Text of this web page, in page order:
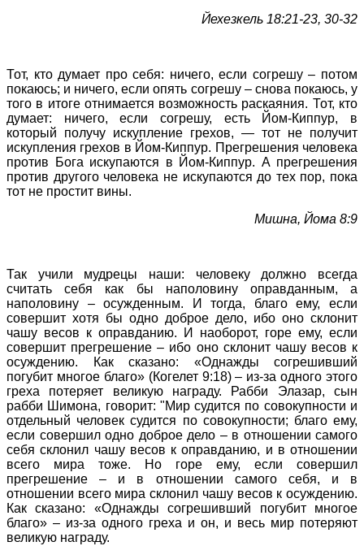
Йехезкель 18:21-23, 30-32
Тот, кто думает про себя: ничего, если согрешу – потом
покаюсь; и ничего, если опять согрешу – снова покаюсь, у
того в итоге отнимается возможность раскаяния. Тот, кто
думает: ничего, если согрешу, есть Йом-Киппур, в
который получу искупление грехов, — тот не получит
искупления грехов в Йом-Киппур. Прегрешения человека
против Бога искупаются в Йом-Киппур. А прегрешения
против другого человека не искупаются до тех пор, пока
тот не простит вины.
Мишна, Йома 8:9
Так учили мудрецы наши: человеку должно всегда
считать себя как бы наполовину оправданным, а
наполовину – осужденным. И тогда, благо ему, если
совершит хотя бы одно доброе дело, ибо оно склонит
чашу весов к оправданию. И наоборот, горе ему, если
совершит прегрешение – ибо оно склонит чашу весов к
осуждению. Как сказано: «Однажды согрешивший
погубит многое благо» (Когелет 9:18) – из-за одного этого
греха потеряет великую награду. Рабби Элазар, сын
рабби Шимона, говорит: "Мир судится по совокупности и
отдельный человек судится по совокупности; благо ему,
если совершил одно доброе дело – в отношении самого
себя склонил чашу весов к оправданию, и в отношении
всего мира тоже. Но горе ему, если совершил
прегрешение – и в отношении самого себя, и в
отношении всего мира склонил чашу весов к осуждению.
Как сказано: «Однажды согрешивший погубит многое
благо» – из-за одного греха и он, и весь мир потеряют
великую награду.